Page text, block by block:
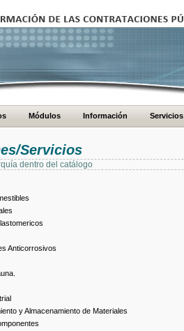
Módulos Información Servicios
Servicios
dentro del catálogo
Anticorrosivos
y Almacenamiento de Materiales